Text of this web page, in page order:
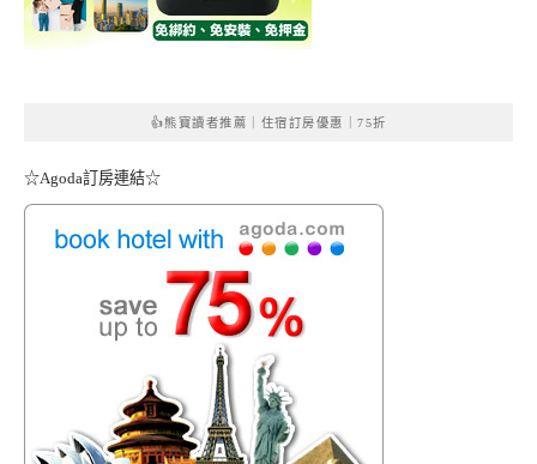
👍熊寶讀者推薦｜住宿訂房優惠｜75折
☆Agoda訂房連結☆